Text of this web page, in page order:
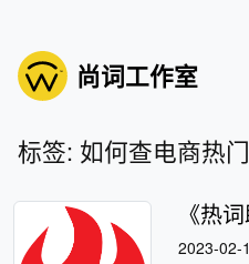
尚词工作室
标签: 如何查电商热
《热
2023-02-